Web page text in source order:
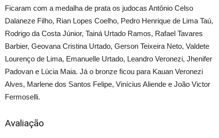
Ficaram com a medalha de prata os judocas Antônio Celso
Dalaneze Filho, Rian Lopes Coelho, Pedro Henrique de Lima Taú,
Rodrigo da Costa Júnior, Tainá Urtado Ramos, Rafael Tavares
Barbier, Geovana Cristina Urtado, Gerson Teixeira Neto, Valdete
Lourenço de Lima, Emanuelle Urtado, Leandro Veronezi, Jhenifer
Padovan e Lúcia Maia. Já o bronze ficou para Kauan Veronezi
Alves, Marlene dos Santos Felipe, Vinícius Aliende e João Victor
Fermoselli.
Avaliação